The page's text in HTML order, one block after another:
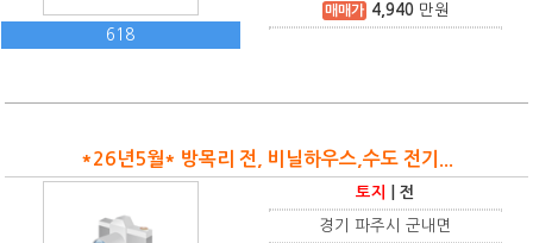
618
매매가 4,940만원
*26년5월* 방목리 전, 비닐하우스,수도 전기...
토지 |전
경기 파주시 군내면